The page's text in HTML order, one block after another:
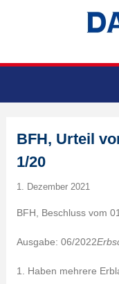
BFH, Urteil
1/20
1. Dezember 2021
BFH, Beschluss vom
Ausgabe: 06/2022
1. Haben mehrere